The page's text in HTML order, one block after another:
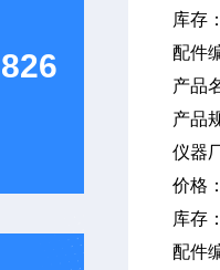
库存
配件
产品
产品
仪器
价格
库存
配件